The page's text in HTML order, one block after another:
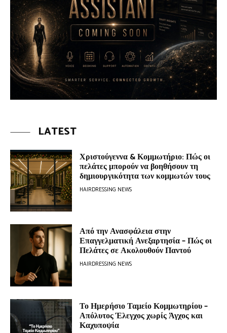
LATEST
Χριστούγεννα & Κομμωτήριο: Πώς οι
πελάτες μπορούν να βοηθήσουν τη
δημιουργικότητα των κομμωτών τους
HAIRDRESSING NEWS
Από την Ανασφάλεια στην
Επαγγελματική Ανεξαρτησία – Πώς οι
Πελάτες σε Ακολουθούν Παντού
HAIRDRESSING NEWS
Το Ημερήσιο Ταμείο Κομμωτηρίου –
Απόλυτος Έλεγχος χωρίς Άγχος και
Καχυποψία